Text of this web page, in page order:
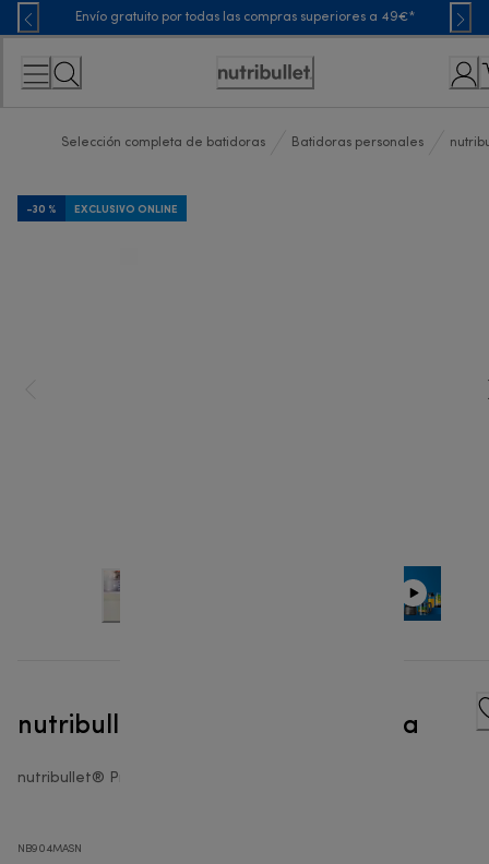
Skip
to
Content
Envío gratuito por todas las compras superiores a 49€*
Accessibility
Selección completa de batidoras Batidoras personales
-30 % EXCLUSIVO ONLINE
nutribullet® Pro 900W - Batidora
nutribullet® Pro 900
NB904MASN